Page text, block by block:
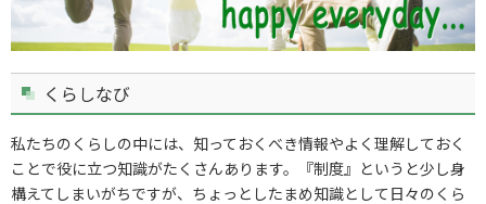
くらしなび
私たちのくらしの中には、知っておくべき情報やよく理解しておく
ことで役に立つ知識がたくさんあります。『制度』というと少し身
構えてしまいがちですが、ちょっとしたまめ知識として日々のくら